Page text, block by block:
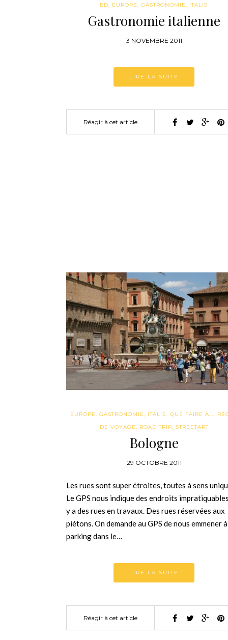
BD, EUROPE, GASTRONOMIE, ITALIE
Gastronomie italienne
3 NOVEMBRE 2011
LIRE LA SUITE
Réagir à cet article
EUROPE, GASTRONOMIE, ITALIE, QUE FAIRE À...,
DE VOYAGE, ROAD TRIP, STREETART
Bologne
29 OCTOBRE 2011
Les rues sont super étroites, toutes à sens
Le GPS nous indique des endroits
y a des rues en travaux. Des rues réservées aux
piétons. On demande au GPS de nous emmener
parking dans le…
LIRE LA SUITE
Réagir à cet article